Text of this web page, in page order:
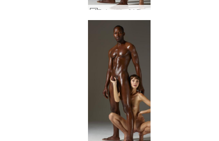
Στέρεη λαβή Flora και Mike #2